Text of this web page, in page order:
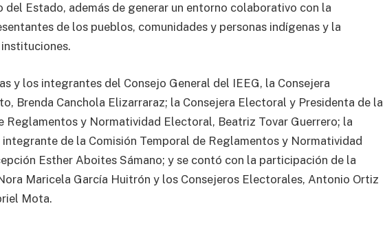
del Estado, además de generar un entorno colaborativo con la
de los pueblos, comunidades y personas indígenas y la
y los integrantes del Consejo General del IEEG, la Consejera
Brenda Canchola Elizarraraz; la Consejera Electoral y Presidenta de la
Reglamentos y Normatividad Electoral, Beatriz Tovar Guerrero; la
de la Comisión Temporal de Reglamentos y Normatividad
Esther Aboites Sámano; y se contó con la participación de la
Maricela García Huitrón y los Consejeros Electorales, Antonio Ortiz
Mota.